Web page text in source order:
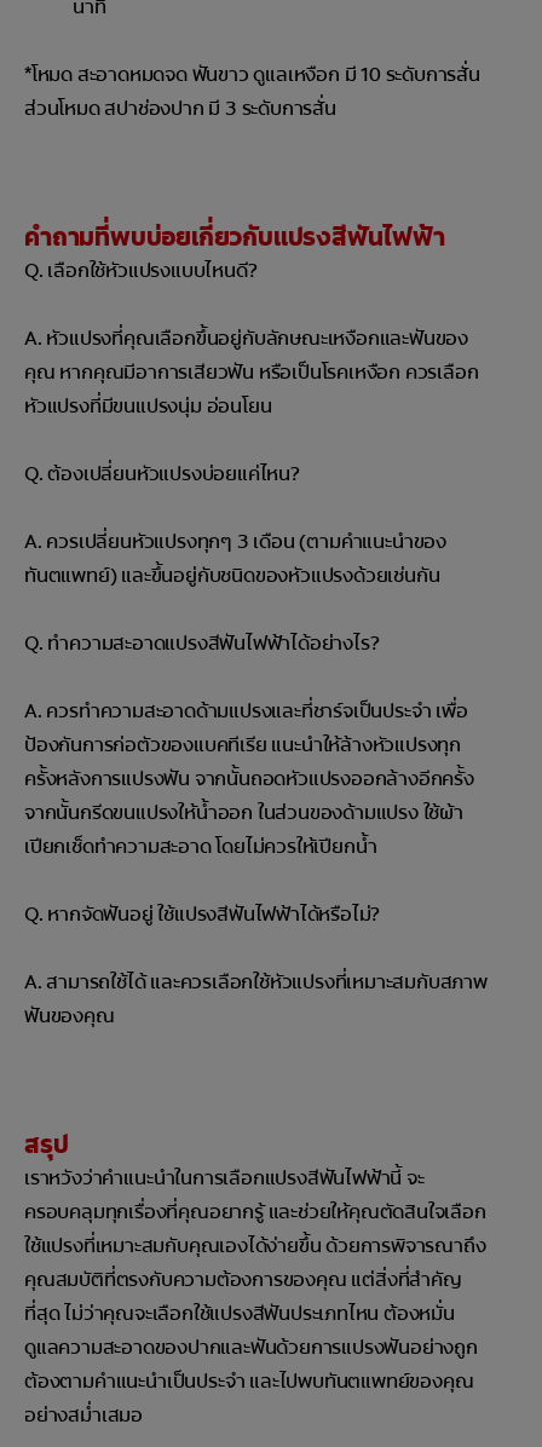
นาที
*โหมด สะอาดหมดจด ฟันขาว ดูแลเหงือก มี 10 ระดับการสั่น
ส่วนโหมด สปาช่องปาก มี 3 ระดับการสั่น
คำถามที่พบบ่อยเกี่ยวกับแปรงสีฟันไฟฟ้า
Q. เลือกใช้หัวแปรงแบบไหนดี?
A. หัวแปรงที่คุณเลือกขึ้นอยู่กับลักษณะเหงือกและฟันของ
คุณ หากคุณมีอาการเสียวฟัน หรือเป็นโรคเหงือก ควรเลือก
หัวแปรงที่มีขนแปรงนุ่ม อ่อนโยน
Q. ต้องเปลี่ยนหัวแปรงบ่อยแค่ไหน?
A. ควรเปลี่ยนหัวแปรงทุกๆ 3 เดือน (ตามคำแนะนำของ
ทันตแพทย์) และขึ้นอยู่กับชนิดของหัวแปรงด้วยเช่นกัน
Q. ทำความสะอาดแปรงสีฟันไฟฟ้าได้อย่างไร?
A. ควรทำความสะอาดด้ามแปรงและที่ชาร์จเป็นประจำ เพื่อ
ป้องกันการก่อตัวของแบคทีเรีย แนะนำให้ล้างหัวแปรงทุก
ครั้งหลังการแปรงฟัน จากนั้นถอดหัวแปรงออกล้างอีกครั้ง
จากนั้นกรีดขนแปรงให้น้ำออก ในส่วนของด้ามแปรง ใช้ผ้า
เปียกเช็ดทำความสะอาด โดยไม่ควรให้เปียกน้ำ
Q. หากจัดฟันอยู่ ใช้แปรงสีฟันไฟฟ้าได้หรือไม่?
A. สามารถใช้ได้ และควรเลือกใช้หัวแปรงที่เหมาะสมกับสภาพ
ฟันของคุณ
สรุป
เราหวังว่าคำแนะนำในการเลือกแปรงสีฟันไฟฟ้านี้ จะ
ครอบคลุมทุกเรื่องที่คุณอยากรู้ และช่วยให้คุณตัดสินใจเลือก
ใช้แปรงที่เหมาะสมกับคุณเองได้ง่ายขึ้น ด้วยการพิจารณาถึง
คุณสมบัติที่ตรงกับความต้องการของคุณ แต่สิ่งที่สำคัญ
ที่สุด ไม่ว่าคุณจะเลือกใช้แปรงสีฟันประเภทไหน ต้องหมั่น
ดูแลความสะอาดของปากและฟันด้วยการแปรงฟันอย่างถูก
ต้องตามคำแนะนำเป็นประจำ และไปพบทันตแพทย์ของคุณ
อย่างสม่ำเสมอ